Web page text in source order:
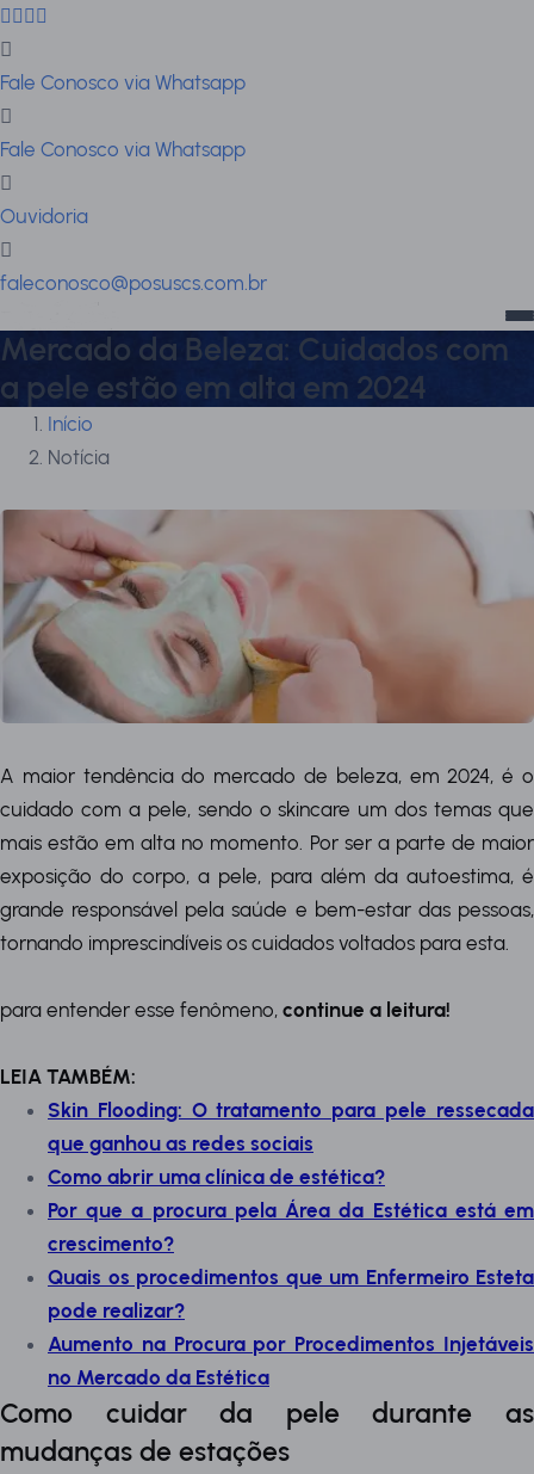
Fale Conosco via Whatsapp
Fale Conosco via Whatsapp
Ouvidoria
faleconosco@posuscs.com.br
Mercado da Beleza: Cuidados com
a pele estão em alta em 2024
Início
Notícia
A maior tendência do mercado de beleza, em 2024, é o
cuidado com a pele, sendo o skincare um dos temas que
mais estão em alta no momento. Por ser a parte de maior
exposição do corpo, a pele, para além da autoestima, é
grande responsável pela saúde e bem-estar das pessoas,
tornando imprescindíveis os cuidados voltados para esta.
para entender esse fenômeno, continue a leitura!
LEIA TAMBÉM:
Skin Flooding: O tratamento para pele ressecada
que ganhou as redes sociais
Como abrir uma clínica de estética?
Por que a procura pela Área da Estética está em
crescimento?
Quais os procedimentos que um Enfermeiro Esteta
pode realizar?
Aumento na Procura por Procedimentos Injetáveis
no Mercado da Estética
Como cuidar da pele durante as
mudanças de estações